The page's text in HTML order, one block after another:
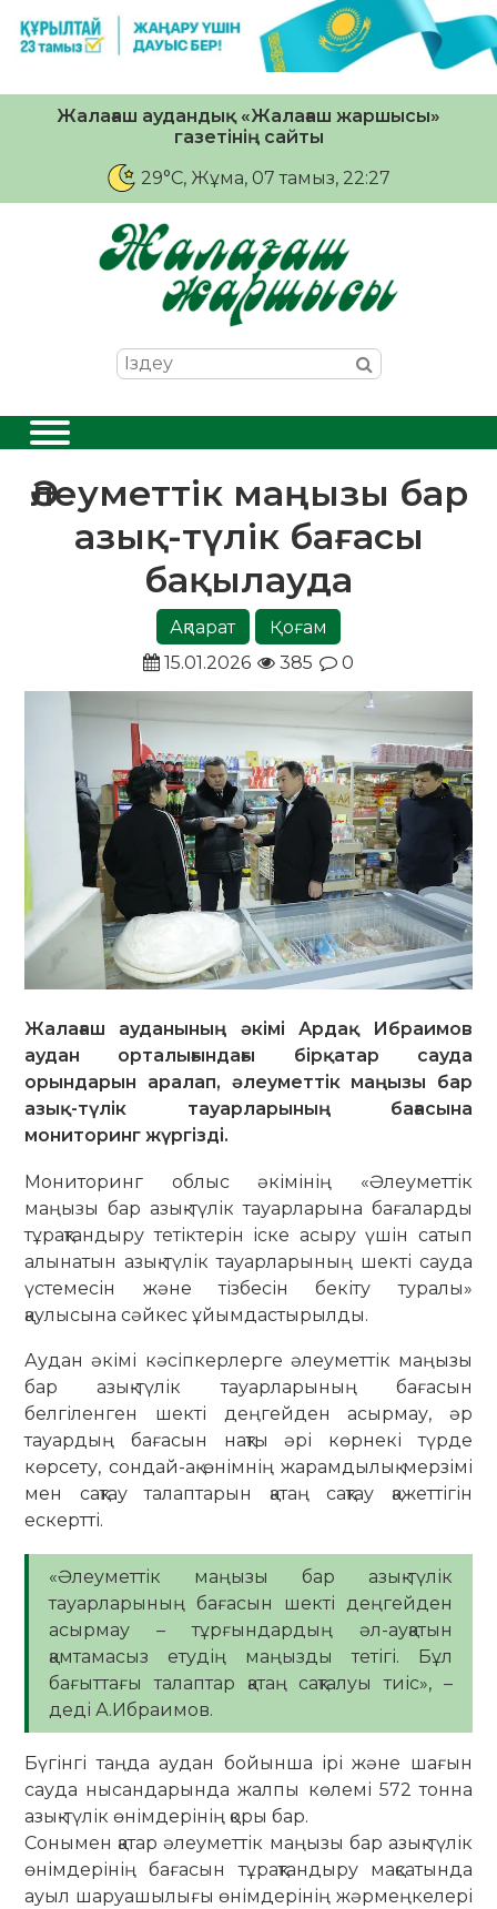
Жалағаш аудандық «Жалағаш жаршысы»
газетінің сайты
29°C, Жұма, 07 тамыз, 22:27
Әлеуметтік маңызы бар
азық-түлік бағасы
бақылауда
Ақпарат
Қоғам
15.01.2026
385 0
Жалағаш ауданының әкімі Ардақ Ибраимов
аудан орталығындағы бірқатар сауда
орындарын аралап, әлеуметтік маңызы бар
азық-түлік тауарларының бағасына
мониторинг жүргізді.
Мониторинг облыс әкімінің «Әлеуметтік
маңызы бар азық-түлік тауарларына бағаларды
тұрақтандыру тетіктерін іске асыру үшін сатып
алынатын азық-түлік тауарларының шекті сауда
үстемесін және тізбесін бекіту туралы»
қаулысына сәйкес ұйымдастырылды.
Аудан әкімі кәсіпкерлерге әлеуметтік маңызы
бар азық-түлік тауарларының бағасын
белгіленген шекті деңгейден асырмау, әр
тауардың бағасын нақты әрі көрнекі түрде
көрсету, сондай-ақ өнімнің жарамдылық мерзімі
мен сақтау талаптарын қатаң сақтау қажеттігін
ескертті.
«Әлеуметтік маңызы бар азық-түлік
тауарларының бағасын шекті деңгейден
асырмау – тұрғындардың әл-ауқатын
қамтамасыз етудің маңызды тетігі. Бұл
бағыттағы талаптар қатаң сақталуы тиіс», –
деді А.Ибраимов.
Бүгінгі таңда аудан бойынша ірі және шағын
сауда нысандарында жалпы көлемі 572 тонна
азық-түлік өнімдерінің қоры бар.
Сонымен қатар әлеуметтік маңызы бар азық-түлік
өнімдерінің бағасын тұрақтандыру мақсатында
ауыл шаруашылығы өнімдерінің жәрмеңкелері